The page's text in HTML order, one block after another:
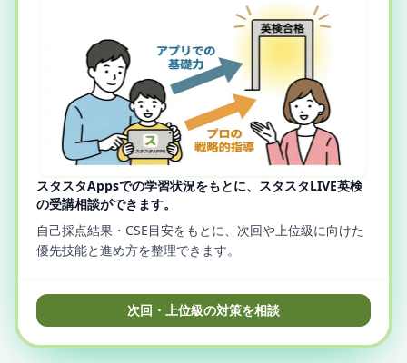
スタスタAppsでの学習状況をもとに、スタスタLIVE英検
の受講相談ができます。
自己採点結果・CSE目安をもとに、次回や上位級に向けた
優先技能と進め方を整理できます。
次回・上位級の対策を相談